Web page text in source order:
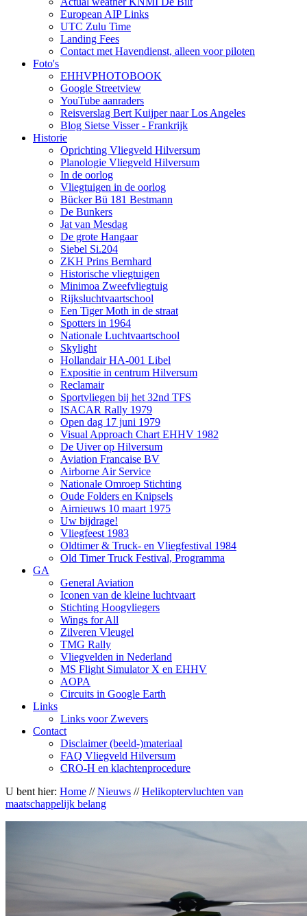
European AIP Links
UTC Zulu Time
Landing Fees
Contact met Havendienst, alleen voor piloten
Foto's
EHHVPHOTOBOOK
Google Streetview
YouTube aanraders
Reisverslag Bert Kuijper naar Los Angeles
Blog Sietse Visser - Frankrijk
Historie
Oprichting Vliegveld Hilversum
Planologie Vliegveld Hilversum
In de oorlog
Vliegtuigen in de oorlog
Bücker Bü 181 Bestmann
De Bunkers
Jat van Mesdag
De grote Hangaar
Siebel Si.204
ZKH Prins Bernhard
Historische vliegtuigen
Minimoa Zweefvliegtuig
Rijksluchtvaartschool
Een Tiger Moth in de straat
Spotters in 1964
Nationale Luchtvaartschool
Skylight
Hollandair HA-001 Libel
Expositie in centrum Hilversum
Reclamair
Sportvliegen bij het 32nd TFS
ISACAR Rally 1979
Open dag 17 juni 1979
Visual Approach Chart EHHV 1982
De Uiver op Hilversum
Aviation Francaise BV
Airborne Air Service
Nationale Omroep Stichting
Oude Folders en Knipsels
Airnieuws 10 maart 1975
Uw bijdrage!
Vliegfeest 1983
Oldtimer & Truck- en Vliegfestival 1984
Old Timer Truck Festival, Programma
GA
General Aviation
Iconen van de kleine luchtvaart
Stichting Hoogvliegers
Wings for All
Zilveren Vleugel
TMG Rally
Vliegvelden in Nederland
MS Flight Simulator X en EHHV
AOPA
Circuits in Google Earth
Links
Links voor Zwevers
Contact
Disclaimer (beeld-)materiaal
FAQ Vliegveld Hilversum
CRO-H en klachtenprocedure
U bent hier: Home //Nieuws //Helikoptervluchten van
maatschappelijk belang